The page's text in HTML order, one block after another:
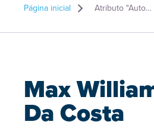
Página inicial Atributo "Autor" de produto
Max
Da Costa